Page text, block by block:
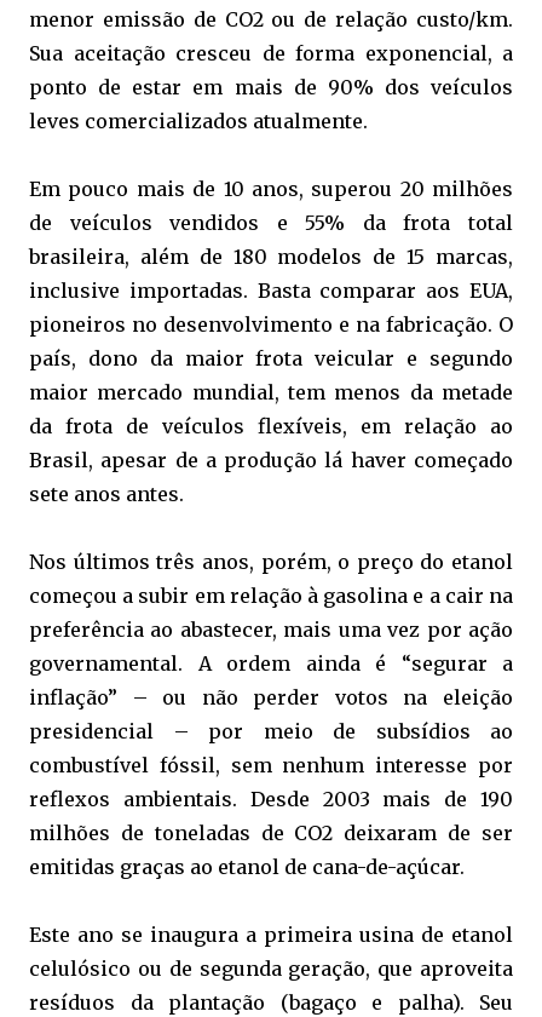
menor emissão de CO2 ou de relação custo/km.
Sua aceitação cresceu de forma exponencial, a
ponto de estar em mais de 90% dos veículos
leves comercializados atualmente.
Em pouco mais de 10 anos, superou 20 milhões
de veículos vendidos e 55% da frota total
brasileira, além de 180 modelos de 15 marcas,
inclusive importadas. Basta comparar aos EUA,
pioneiros no desenvolvimento e na fabricação. O
país, dono da maior frota veicular e segundo
maior mercado mundial, tem menos da metade
da frota de veículos flexíveis, em relação ao
Brasil, apesar de a produção lá haver começado
sete anos antes.
Nos últimos três anos, porém, o preço do etanol
começou a subir em relação à gasolina e a cair na
preferência ao abastecer, mais uma vez por ação
governamental. A ordem ainda é “segurar a
inflação” – ou não perder votos na eleição
presidencial – por meio de subsídios ao
combustível fóssil, sem nenhum interesse por
reflexos ambientais. Desde 2003 mais de 190
milhões de toneladas de CO2 deixaram de ser
emitidas graças ao etanol de cana-de-açúcar.
Este ano se inaugura a primeira usina de etanol
celulósico ou de segunda geração, que aproveita
resíduos da plantação (bagaço e palha). Seu